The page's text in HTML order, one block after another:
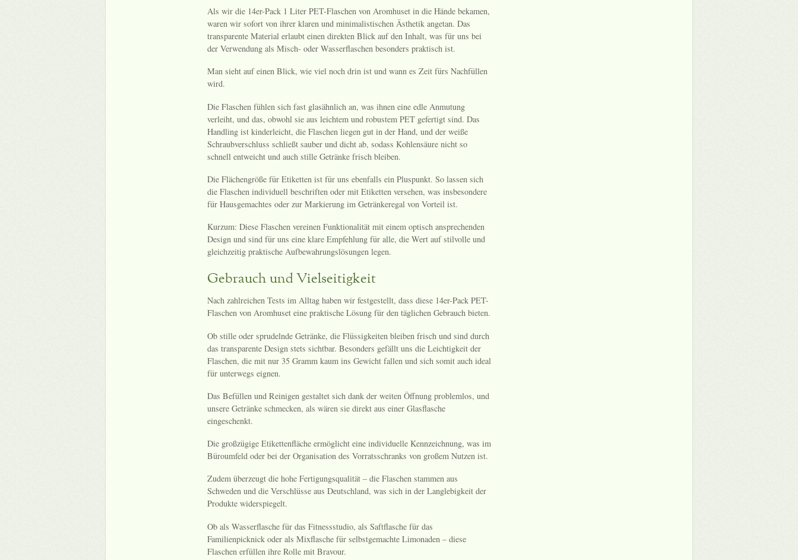
Als wir die 14er-Pack 1 Liter PET-Flaschen von Aromhuset in die Hände bekamen,
waren wir sofort von ihrer klaren und minimalistischen Ästhetik angetan. Das
transparente Material erlaubt einen direkten Blick auf den Inhalt, was für uns bei
der Verwendung als Misch- oder Wasserflaschen besonders praktisch ist.
Man sieht auf einen Blick, wie viel noch drin ist und wann es Zeit fürs Nachfüllen
wird.
Die Flaschen fühlen sich fast glasähnlich an, was ihnen eine edle Anmutung
verleiht, und das, obwohl sie aus leichtem und robustem PET gefertigt sind. Das
Handling ist kinderleicht, die Flaschen liegen gut in der Hand, und der weiße
Schraubverschluss schließt sauber und dicht ab, sodass Kohlensäure nicht so
schnell entweicht und auch stille Getränke frisch bleiben.
Die Flächengröße für Etiketten ist für uns ebenfalls ein Pluspunkt. So lassen sich
die Flaschen individuell beschriften oder mit Etiketten versehen, was insbesondere
für Hausgemachtes oder zur Markierung im Getränkeregal von Vorteil ist.
Kurzum: Diese Flaschen vereinen Funktionalität mit einem optisch ansprechenden
Design und sind für uns eine klare Empfehlung für alle, die Wert auf stilvolle und
gleichzeitig praktische Aufbewahrungslösungen legen.
Gebrauch und Vielseitigkeit
Nach zahlreichen Tests im Alltag haben wir festgestellt, dass diese 14er-Pack PET-
Flaschen von Aromhuset eine praktische Lösung für den täglichen Gebrauch bieten.
Ob stille oder sprudelnde Getränke, die Flüssigkeiten bleiben frisch und sind durch
das transparente Design stets sichtbar. Besonders gefällt uns die Leichtigkeit der
Flaschen, die mit nur 35 Gramm kaum ins Gewicht fallen und sich somit auch ideal
für unterwegs eignen.
Das Befüllen und Reinigen gestaltet sich dank der weiten Öffnung problemlos, und
unsere Getränke schmecken, als wären sie direkt aus einer Glasflasche
eingeschenkt.
Die großzügige Etikettenfläche ermöglicht eine individuelle Kennzeichnung, was im
Büroumfeld oder bei der Organisation des Vorratsschranks von großem Nutzen ist.
Zudem überzeugt die hohe Fertigungsqualität – die Flaschen stammen aus
Schweden und die Verschlüsse aus Deutschland, was sich in der Langlebigkeit der
Produkte widerspiegelt.
Ob als Wasserflasche für das Fitnessstudio, als Saftflasche für das
Familienpicknick oder als Mixflasche für selbstgemachte Limonaden – diese
Flaschen erfüllen ihre Rolle mit Bravour.